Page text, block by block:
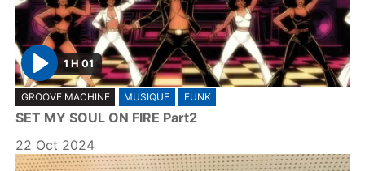
P
l
a
y
1 H 01
GROOVE MACHINE MUSIQUE FUNK
SET MY SOUL ON FIRE Part2
22 Oct 2024